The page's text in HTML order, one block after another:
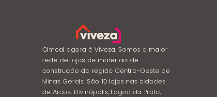
Cimcal agora é Viveza. Somos a maior
rede de lojas de materiais de
construção da região Centro-Oeste de
Minas Gerais. São 10 lojas nas cidades
de Arcos, Divinópolis, Lagoa da Prata,